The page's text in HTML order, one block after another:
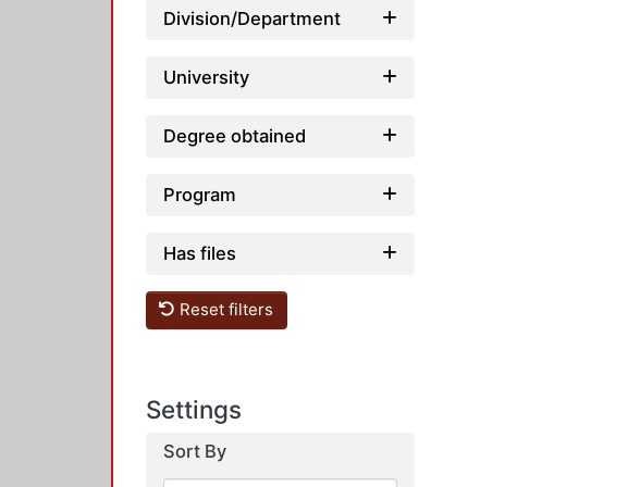
Division/Department
University
Degree obtained
Program
Has files
Reset filters
Settings
Sort By